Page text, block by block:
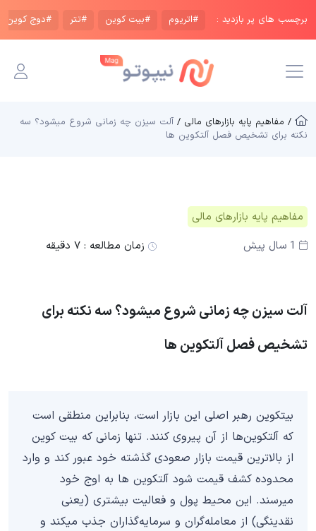
برچسب های پر بازدید : #اتریوم #بیت کوین #تتر #دوج کوین
/ مفاهیم پایه بازار‌های مالی / آلت سیزن چه زمانی شروع میشود؟ سه
نکته برای تشخیص فصل آلتکوین ها
مفاهیم پایه بازار‌های مالی
1 سال پیش
زمان مطالعه : ۷ دقیقه
آلت سیزن چه زمانی شروع میشود؟ سه نکته برای
تشخیص فصل آلتکوین ها
بیتکوین رهبر اصلی این بازار است، بنابراین منطقی است
که آلتکوین‌ها از آن پیروی کنند. تنها زمانی که بیت کوین
از بالاترین قیمت بازار صعودی گذشته خود عبور کند و وارد
محدوده کشف قیمت شود آلتکوین ها به اوج خود
میرسند. این محیط پول و فعالیت بیشتری (یعنی
نقدینگی) از معامله‌گران و سرمایه‌گذاران جذب میکند و